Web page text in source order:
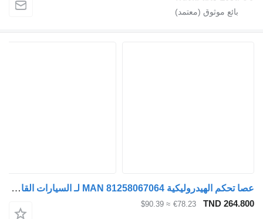
عصا تحكم الهيدروليكية MAN 81258067064 لـ السيارات القاطرة MAN TGL, TGM, TGS, TGX (2005-2021)
TND
€78.23
≈ $90.39